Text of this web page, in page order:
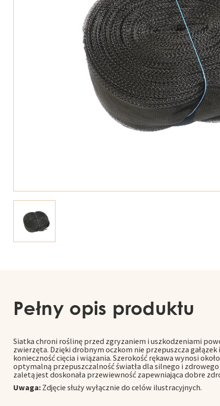
Pełny opis produktu
Siatka chroni roślinę przed zgryzaniem i uszkodzeniami
zwierzęta. Dzięki drobnym oczkom nie przepuszcza gałązek
konieczność cięcia i wiązania. Szerokość rękawa wynosi
optymalną przepuszczalność światła dla silnego i
zaletą jest doskonała przewiewność zapewniająca dobre
Uwaga: Zdjęcie służy wyłącznie do celów ilustracyjnych.